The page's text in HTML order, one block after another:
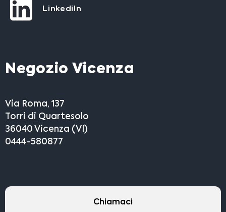
LinkediIn
Negozio Vicenza
Via Roma, 137
Torri di Quartesolo
36040 Vicenza (VI)
0444-580877
Chiamaci